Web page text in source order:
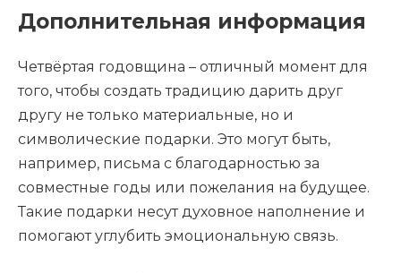
Дополнительная информация
Четвёртая годовщина – отличный момент для
того, чтобы создать традицию дарить друг
другу не только материальные, но и
символические подарки. Это могут быть,
например, письма с благодарностью за
совместные годы или пожелания на будущее.
Такие подарки несут духовное наполнение и
помогают углубить эмоциональную связь.